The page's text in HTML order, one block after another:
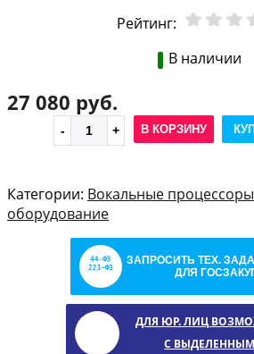
Рейтинг:
В наличии
27 080 руб.
В КОРЗИНУ
Категории: Вокальные процессоры
оборудование
ЗАПРОСИТЬ ТЕХ.
ДЛЯ
ДЛЯ ЮР. ЛИЦ
С ВЫДЕЛЕННЫМ